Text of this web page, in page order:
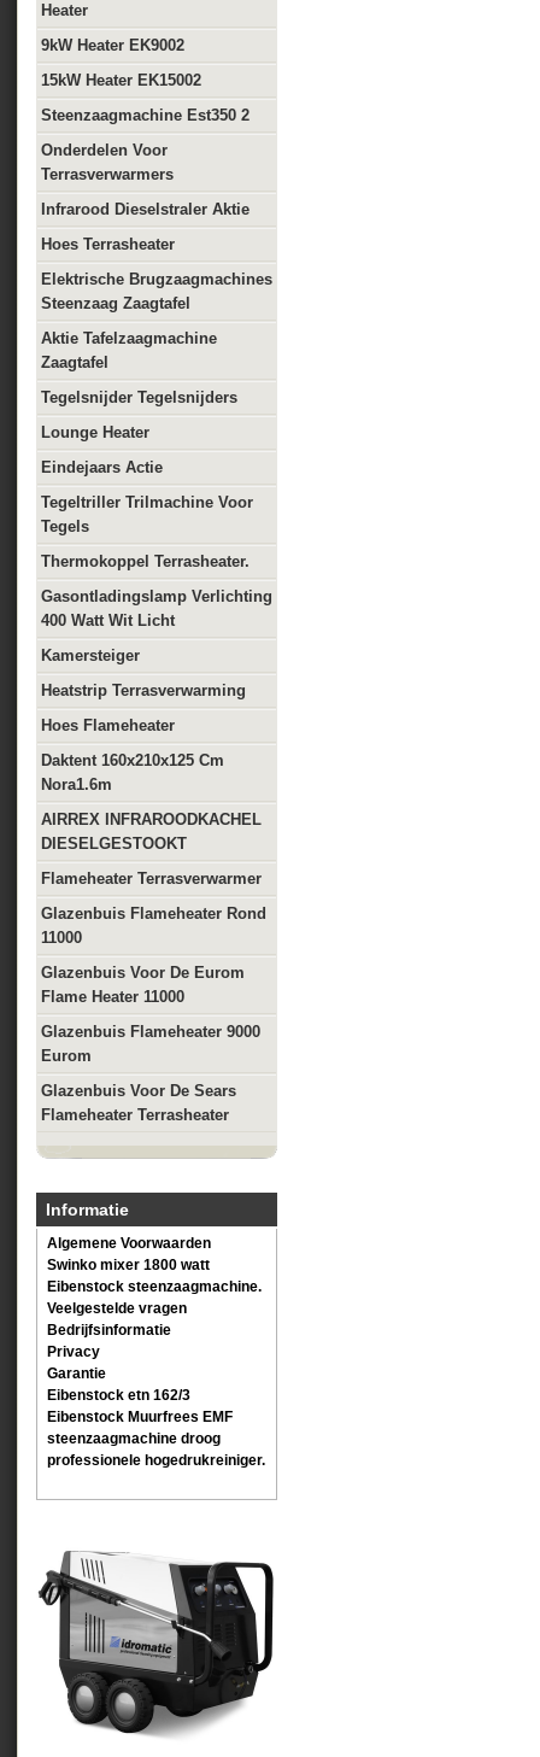
Heater
9kW Heater EK9002
15kW Heater EK15002
Steenzaagmachine Est350 2
Onderdelen Voor
Terrasverwarmers
Infrarood Dieselstraler Aktie
Hoes Terrasheater
Elektrische Brugzaagmachines
Steenzaag Zaagtafel
Aktie Tafelzaagmachine
Zaagtafel
Tegelsnijder Tegelsnijders
Lounge Heater
Eindejaars Actie
Tegeltriller Trilmachine Voor
Tegels
Thermokoppel Terrasheater.
Gasontladingslamp Verlichting
400 Watt Wit Licht
Kamersteiger
Heatstrip Terrasverwarming
Hoes Flameheater
Daktent 160x210x125 Cm
Nora1.6m
AIRREX INFRAROODKACHEL
DIESELGESTOOKT
Flameheater Terrasverwarmer
Glazenbuis Flameheater Rond
11000
Glazenbuis Voor De Eurom
Flame Heater 11000
Glazenbuis Flameheater 9000
Eurom
Glazenbuis Voor De Sears
Flameheater Terrasheater
Informatie
Algemene Voorwaarden
Swinko mixer 1800 watt
Eibenstock steenzaagmachine.
Veelgestelde vragen
Bedrijfsinformatie
Privacy
Garantie
Eibenstock etn 162/3
Eibenstock Muurfrees EMF
steenzaagmachine droog
professionele hogedrukreiniger.